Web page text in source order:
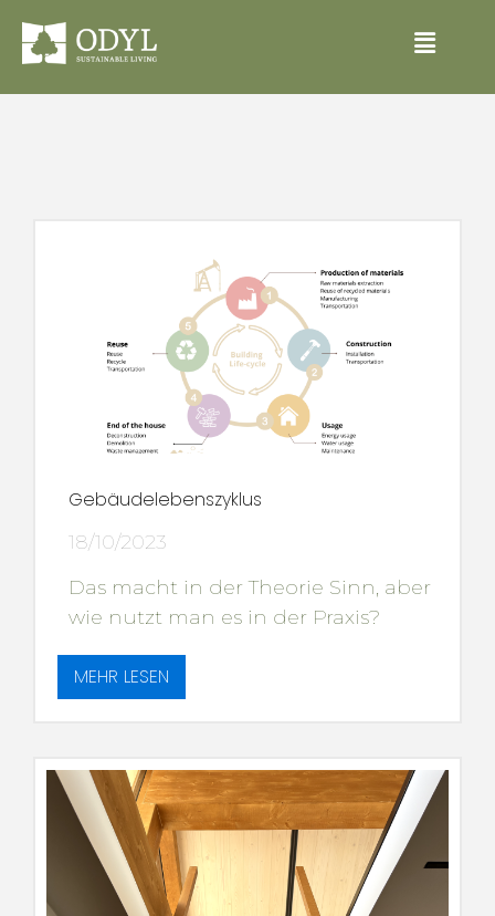
Gebäudelebenszyklus
18/10/2023
Das macht in der Theorie Sinn, aber
wie nutzt man es in der Praxis?
MEHR LESEN